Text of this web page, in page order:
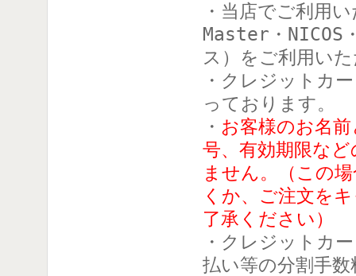
・当店でご利用
Master・NICOS
ス）をご利用い
・クレジットカ
っております。
・ お客様のお名
号、有効期限な
ません。（この
くか、ご注文を
了承ください）
・クレジットカ
払い等の分割手